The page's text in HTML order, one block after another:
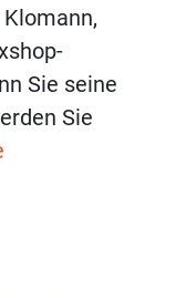
Sie seine
Sie